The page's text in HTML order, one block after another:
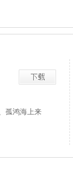
孤鸿海上来